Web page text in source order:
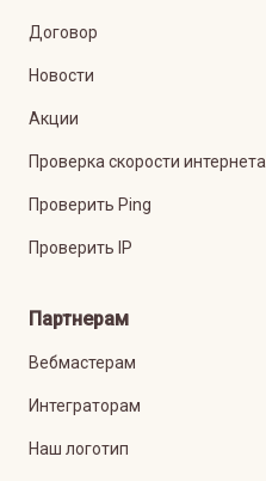
Договор
Новости
Акции
Проверка скорости интернета
Проверить Ping
Проверить IP
Партнерам
Вебмастерам
Интеграторам
Наш логотип